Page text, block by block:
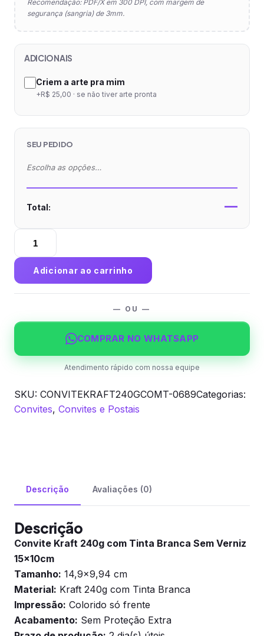
Recomendação: PDF/X em 300 DPI, com margem de
segurança (sangria) de 3mm.
ADICIONAIS
Criem a arte pra mim
+R$ 25,00 · se não tiver arte pronta
SEU PEDIDO
Escolha as opções…
Total: —
Convite
Kraft
240g
com
Tinta
Sem
quantidade
Adicionar ao carrinho
— OU —
COMPRAR NO WHATSAPP
Atendimento rápido com nossa equipe
SKU: CONVITEKRAFT240GCOMT-0689Categorias:
Convites, Convites e Postais
Descrição Avaliações (0)
Descrição
Convite Kraft 240g com Tinta Branca Sem Verniz
15x10cm
Tamanho: 14,9×9,94 cm
Material: Kraft 240g com Tinta Branca
Impressão: Colorido só frente
Acabamento: Sem Proteção Extra